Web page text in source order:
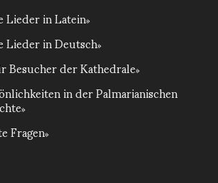
Lieder in Latein
Lieder in Deutsch
der Kathedrale
in der Palmarianischen
Fragen